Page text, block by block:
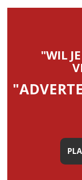
"WIL